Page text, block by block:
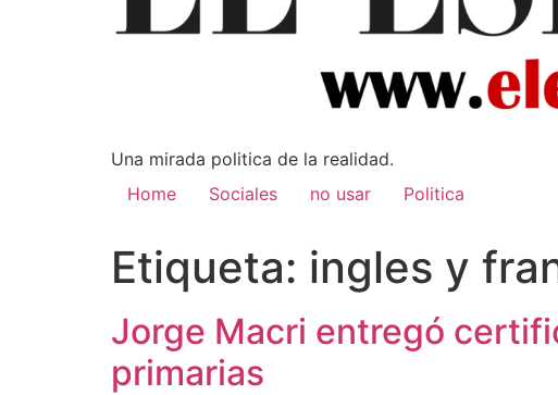
Una mirada poli­tica de la realidad.
Home
Sociales no usar Politica
Etiqueta: ingles y
Jorge Macri entregó
primarias